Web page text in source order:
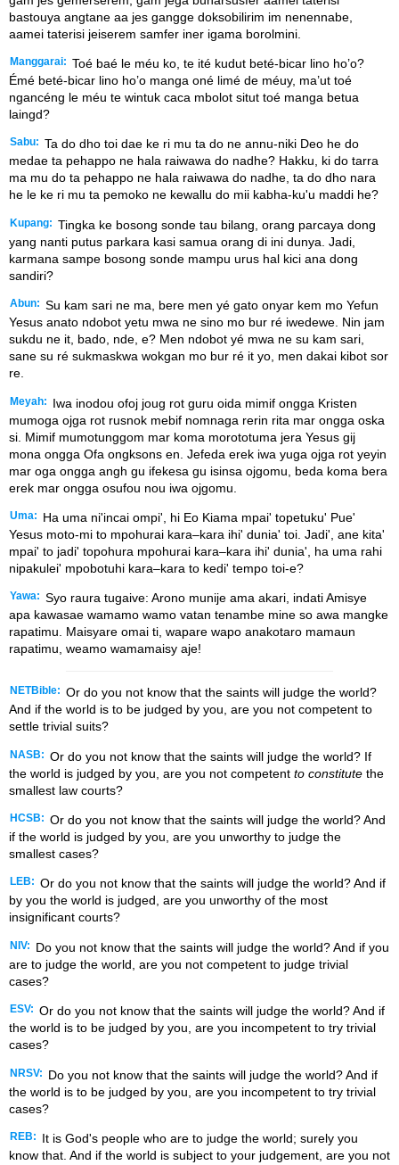
bastouya angtane aa jes gangge doksobilirim im nenennabe,
aamei taterisi jeiserem samfer iner igama borolmini.
Manggarai: Toé baé le méu ko, te ité kudut beté-bicar lino ho’o?
Émé beté-bicar lino ho’o manga oné limé de méuy, ma’ut toé
ngancéng le méu te wintuk caca mbolot situt toé manga betua
laingd?
Sabu: Ta do dho toi dae ke ri mu ta do ne annu-niki Deo he do
medae ta pehappo ne hala raiwawa do nadhe? Hakku, ki do tarra
ma mu do ta pehappo ne hala raiwawa do nadhe, ta do dho nara
he le ke ri mu ta pemoko ne kewallu do mii kabha-ku'u maddi he?
Kupang: Tingka ke bosong sonde tau bilang, orang parcaya dong
yang nanti putus parkara kasi samua orang di ini dunya. Jadi,
karmana sampe bosong sonde mampu urus hal kici ana dong
sandiri?
Abun: Su kam sari ne ma, bere men yé gato onyar kem mo Yefun
Yesus anato ndobot yetu mwa ne sino mo bur ré iwedewe. Nin jam
sukdu ne it, bado, nde, e? Men ndobot yé mwa ne su kam sari,
sane su ré sukmaskwa wokgan mo bur ré it yo, men dakai kibot sor
re.
Meyah:
Iwa inodou ofoj joug rot guru oida mimif ongga Kristen
mumoga ojga rot rusnok mebif nomnaga rerin rita mar ongga oska
si. Mimif mumotunggom mar koma morototuma jera Yesus gij
mona ongga Ofa ongksons en. Jefeda erek iwa yuga ojga rot yeyin
mar oga ongga angh gu ifekesa gu isinsa ojgomu, beda koma bera
erek mar ongga osufou nou iwa ojgomu.
Uma:
Ha uma ni'incai ompi', hi Eo Kiama mpai' topetuku' Pue'
Yesus moto-mi to mpohurai kara–kara ihi' dunia' toi. Jadi', ane kita'
mpai' to jadi' topohura mpohurai kara–kara ihi' dunia', ha uma rahi
nipakulei' mpobotuhi kara–kara to kedi' tempo toi-e?
Yawa: Syo raura tugaive: Arono munije ama akari, indati Amisye
apa kawasae wamamo wamo vatan tenambe mine so awa mangke
rapatimu. Maisyare omai ti, wapare wapo anakotaro mamaun
rapatimu, weamo wamamaisy aje!
NETBible: Or do you not know that the saints will judge the world?
And if the world is to be judged by you, are you not competent to
settle trivial suits?
NASB: Or do you not know that the saints will judge the world? If
the world is judged by you, are you not competent to constitute the
smallest law courts?
HCSB: Or do you not know that the saints will judge the world? And
if the world is judged by you, are you unworthy to judge the
smallest cases?
LEB: Or do you not know that the saints will judge the world? And if
by you the world is judged, are you unworthy of the most
insignificant courts?
NIV:
Do you not know that the saints will judge the world? And if you
are to judge the world, are you not competent to judge trivial
cases?
ESV: Or do you not know that the saints will judge the world? And if
the world is to be judged by you, are you incompetent to try trivial
cases?
NRSV:
Do you not know that the saints will judge the world? And if
the world is to be judged by you, are you incompetent to try trivial
cases?
REB:
It is God's people who are to judge the world; surely you
know that. And if the world is subject to your judgement, are you not